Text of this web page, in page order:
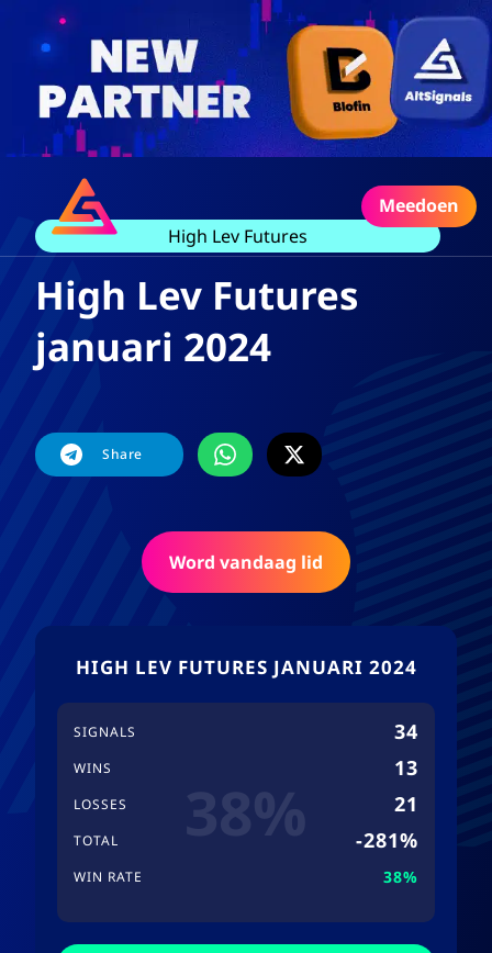
Meedoen
High Lev Futures
High Lev Futures
januari 2024
Share
Word vandaag lid
HIGH LEV FUTURES JANUARI 2024
SIGNALS 34
WINS 13
LOSSES 21
TOTAL -281%
WIN RATE 38%